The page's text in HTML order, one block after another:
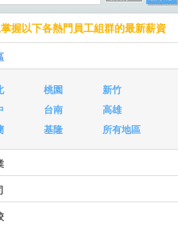
握以下各熱門員工組群的最新薪資
桃園
新竹
台南
高雄
基隆 所有地區